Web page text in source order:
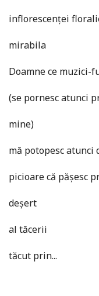
inflorescenței
mirabila
Doamne ce muzici-
(se pornesc atunci
mine)
mă potopesc atunci
picioare că pășesc
deșert
al tăcerii
tăcut prin...